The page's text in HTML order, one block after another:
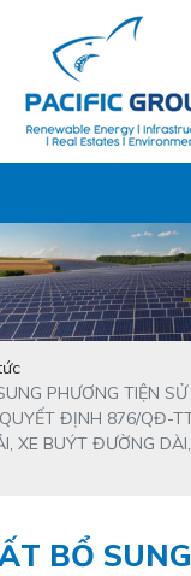
PHƯƠNG TIỆN
ĐỊNH 876/QĐ-
XE BUÝT ĐƯỜNG
BỔ